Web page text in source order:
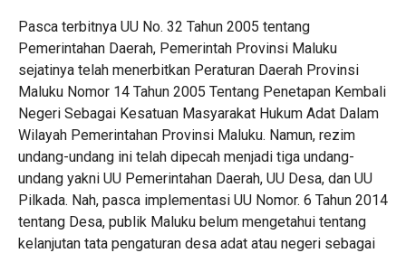
Pasca terbitnya UU No. 32 Tahun 2005 tentang
Pemerintahan Daerah, Pemerintah Provinsi Maluku
sejatinya telah menerbitkan Peraturan Daerah Provinsi
Maluku Nomor 14 Tahun 2005 Tentang Penetapan Kembali
Negeri Sebagai Kesatuan Masyarakat Hukum Adat Dalam
Wilayah Pemerintahan Provinsi Maluku. Namun, rezim
undang-undang ini telah dipecah menjadi tiga undang-
undang yakni UU Pemerintahan Daerah, UU Desa, dan UU
Pilkada. Nah, pasca implementasi UU Nomor. 6 Tahun 2014
tentang Desa, publik Maluku belum mengetahui tentang
kelanjutan tata pengaturan desa adat atau negeri sebagai